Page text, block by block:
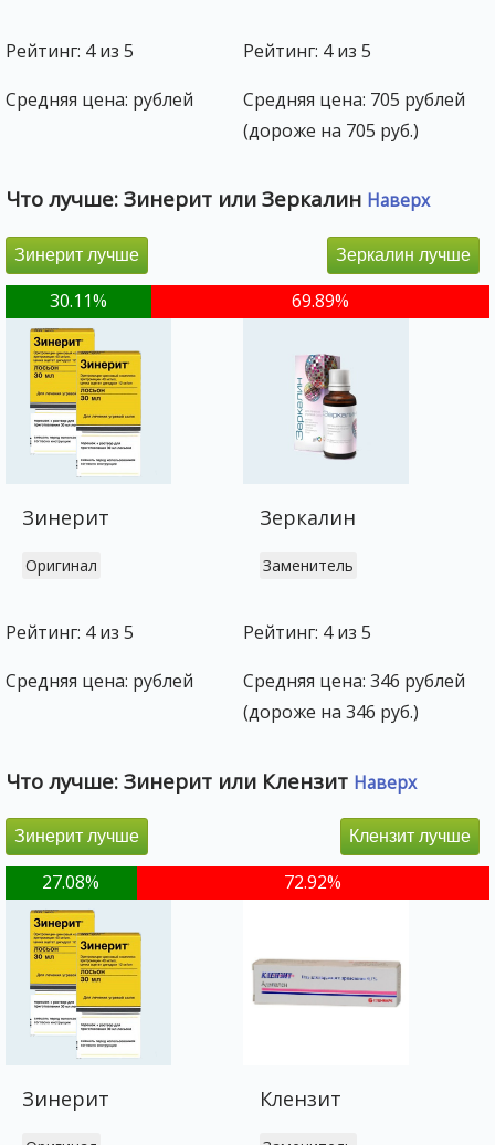
Рейтинг: 4 из 5
Средняя цена: рублей
Рейтинг: 4 из 5
Средняя цена: 705 рублей
(дороже на 705 руб.)
Что лучше: Зинерит или Зеркалин Наверх
Зинерит лучше Зеркалин лучше
30.11% 69.89%
Зинерит
Оригинал
Рейтинг: 4 из 5
Средняя цена: рублей
Зеркалин
Заменитель
Рейтинг: 4 из 5
Средняя цена: 346 рублей
(дороже на 346 руб.)
Что лучше: Зинерит или Клензит Наверх
Зинерит лучше Клензит лучше
27.08% 72.92%
Зинерит Клензит